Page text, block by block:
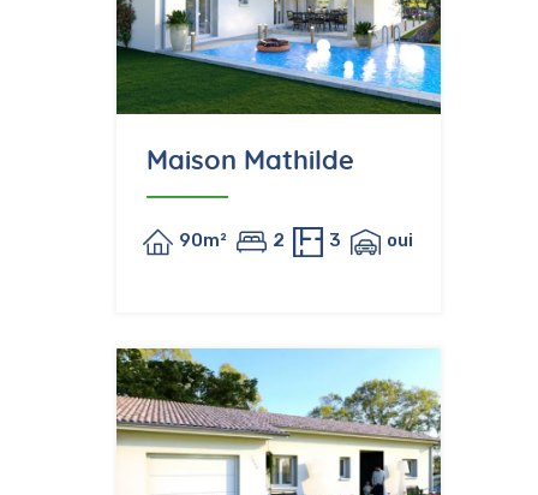
Maison Mathilde
90m² 2 3 oui